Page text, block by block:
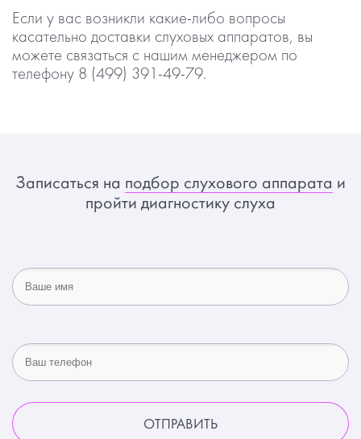
Если у вас возникли какие-либо вопросы
касательно доставки слуховых аппаратов, вы
можете связаться с нашим менеджером по
телефону 8 (499) 391-49-79.
Записаться на подбор слухового аппарата и
пройти диагностику слуха